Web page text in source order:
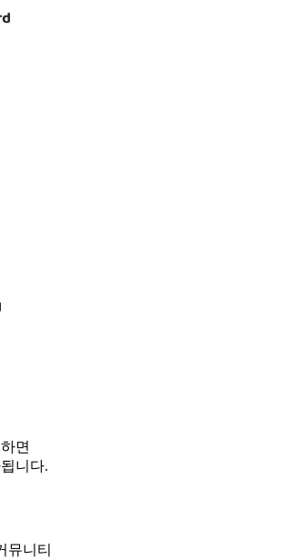
면
니다.
뮤니티